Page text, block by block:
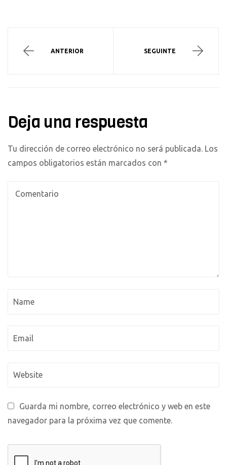
ANTERIOR SEGUINTE
Deja una respuesta
Tu dirección de correo electrónico no será publicada. Los
campos obligatorios están marcados con *
Guarda mi nombre, correo electrónico y web en este
navegador para la próxima vez que comente.